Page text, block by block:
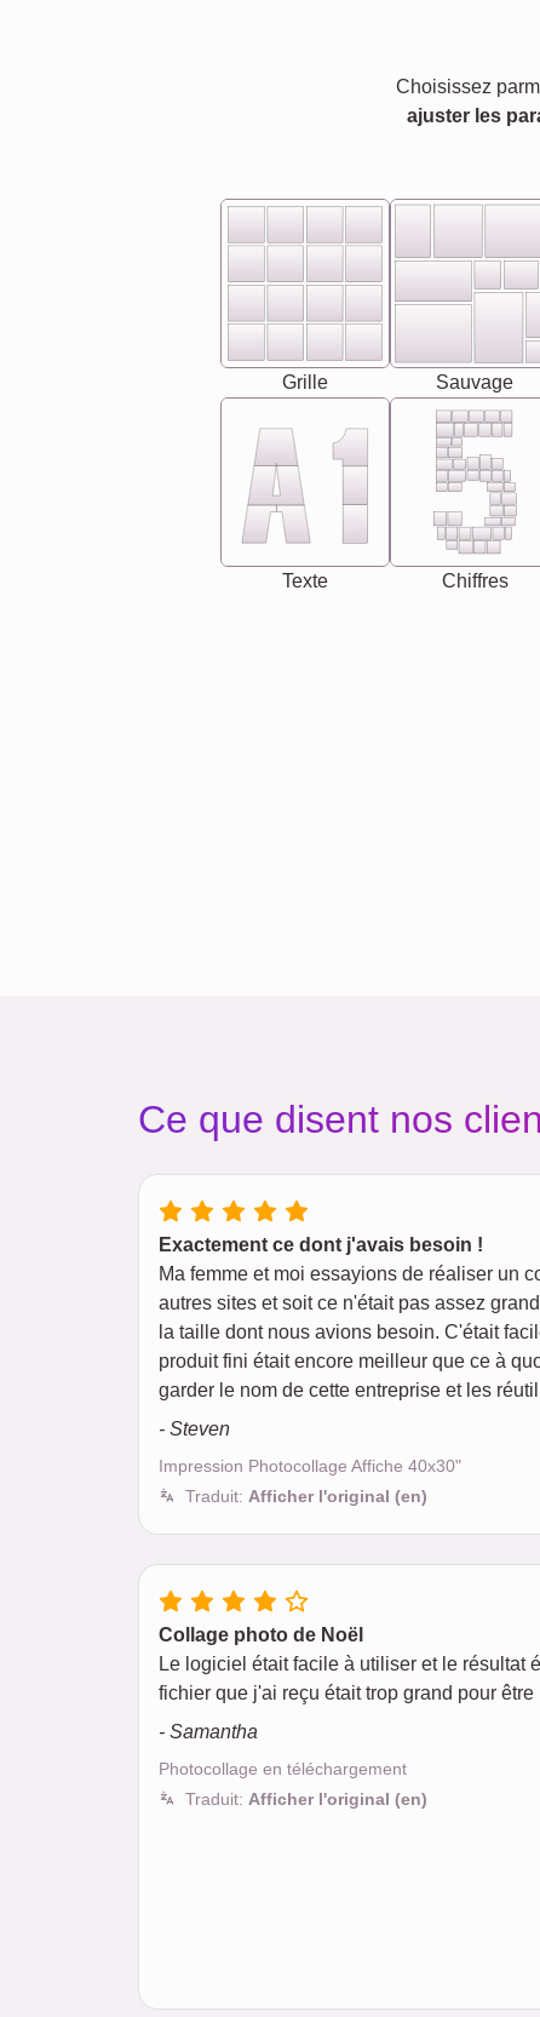
Choisissez
ajuster les
Grille Sauvage
Texte Chiffres
Ce que disent nos
Exactement ce dont j'avais besoin !
Ma femme et moi essayions de réaliser un
autres sites et soit ce n'était pas assez
la taille dont nous avions besoin. C'était
produit fini était encore meilleur que ce à
garder le nom de cette entreprise et les
- Steven
Impression Photocollage Affiche 40x30"
Traduit: Afficher l'original (en)
Collage photo de Noël
Le logiciel était facile à utiliser et le résultat
fichier que j'ai reçu était trop grand pour
- Samantha
Photocollage en téléchargement
Traduit: Afficher l'original (en)